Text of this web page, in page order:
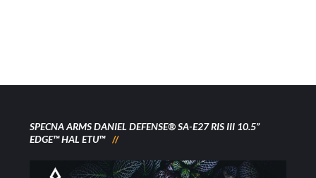
SPECNA ARMS DANIEL DEFENSE® SA-E27 RIS III 10.5”
EDGE™ HAL ETU™